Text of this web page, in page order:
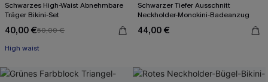
Schwarzes High-Waist Abnehmbare
Träger Bikini-Set
40,00 €50,00 €
High waist
Schwarzer Tiefer Ausschnitt
Neckholder-Monokini-Badeanzug
44,00 €